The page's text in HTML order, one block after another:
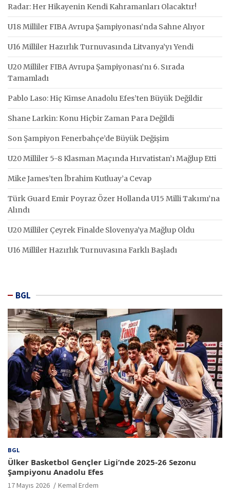
Radar: Her Hikayenin Kendi Kahramanları Olacaktır!
U18 Milliler FIBA Avrupa Şampiyonası’nda Sahne Alıyor
U16 Milliler Hazırlık Turnuvasında Litvanya’yı Yendi
U20 Milliler FIBA Avrupa Şampiyonası’nı 6. Sırada
Tamamladı
Pablo Laso: Hiç Kimse Anadolu Efes’ten Büyük Değildir
Shane Larkin: Konu Hiçbir Zaman Para Değildi
Son Şampiyon Fenerbahçe’de Büyük Değişim
U20 Milliler 5-8 Klasman Maçında Hırvatistan’ı Mağlup Etti
Mike James’ten İbrahim Kutluay’a Cevap
Türk Guard Emir Poyraz Özer Hollanda U15 Milli Takımı’na
Alındı
U20 Milliler Çeyrek Finalde Slovenya’ya Mağlup Oldu
U16 Milliler Hazırlık Turnuvasına Farklı Başladı
BGL
BGL
Ülker Basketbol Gençler Ligi’nde 2025-26 Sezonu
Şampiyonu Anadolu Efes
17 Mayıs 2026 Kemal Erdem